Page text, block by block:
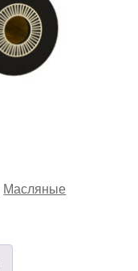
Масляные